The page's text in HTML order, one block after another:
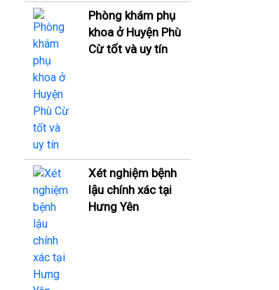
Phòng khám phụ
khoa ở Huyện Phù
Cừ tốt và uy tín
Xét nghiệm bệnh
lậu chính xác tại
Hưng Yên